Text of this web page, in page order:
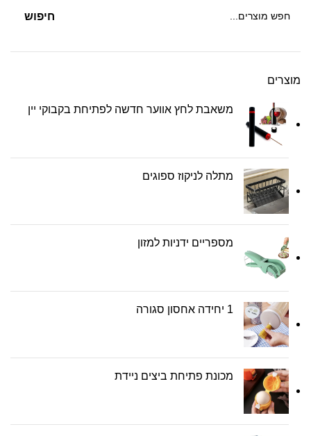
חיפוש
מוצרים
משאבת לחץ אווער חדשה לפתיחת בקבוקי יין
מתלה לניקוז ספוגים
מספריים ידניות למזון
1 יחידה אחסון סגורה
מכונת פתיחת ביצים ניידת